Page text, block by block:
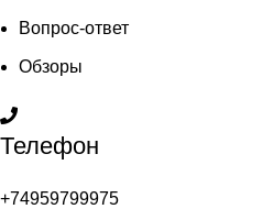
Вопрос-ответ
Обзоры
Телефон
+74959799975